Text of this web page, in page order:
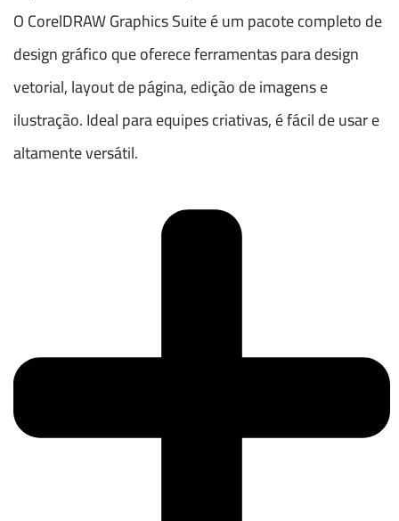
O CorelDRAW Graphics Suite é um pacote completo de
design gráfico que oferece ferramentas para design
vetorial, layout de página, edição de imagens e
ilustração. Ideal para equipes criativas, é fácil de usar e
altamente versátil.